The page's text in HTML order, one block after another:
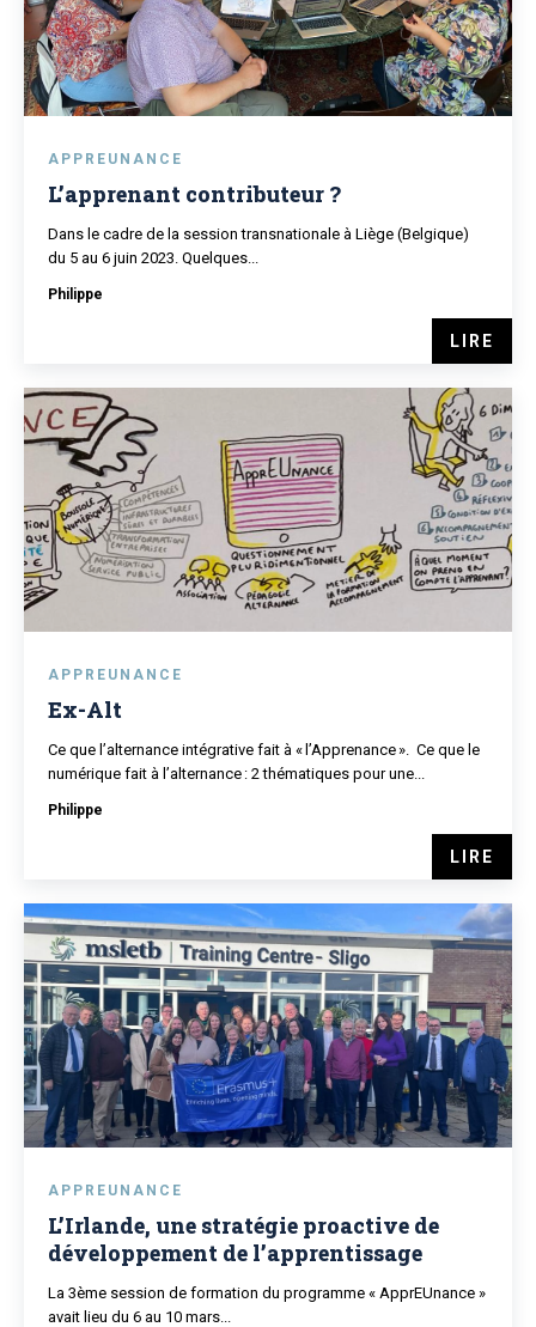
APPREUNANCE
L’apprenant contributeur ?
Dans le cadre de la session transnationale à Liège (Belgique)
du 5 au 6 juin 2023. Quelques...
Philippe
LIRE
APPREUNANCE
Ex-Alt
Ce que l’alternance intégrative fait à « l’Apprenance ». Ce que le
numérique fait à l’alternance : 2 thématiques pour une...
Philippe
LIRE
APPREUNANCE
L’Irlande, une stratégie proactive de
développement de l’apprentissage
La 3ème session de formation du programme « ApprEUnance »
avait lieu du 6 au 10 mars...